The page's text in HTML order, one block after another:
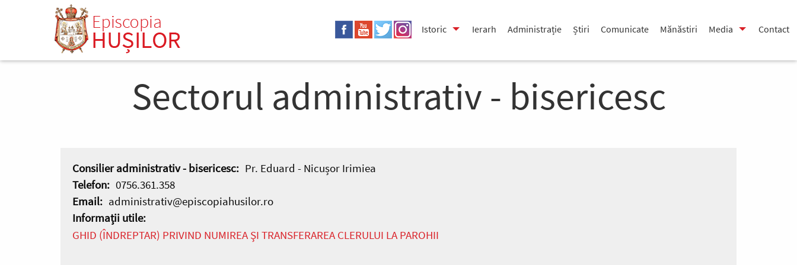
Istoric
Ierarh Administrație Știri Comunicate Mănăstiri Media Contact
Sectorul administrativ - bisericesc
Consilier administrativ - bisericesc: Pr. Eduard - Nicușor Irimiea
Telefon: 0756.361.358
Email: administrativ@episcopiahusilor.ro
Informații utile:
GHID (ÎNDREPTAR) PRIVIND NUMIREA ŞI TRANSFERAREA CLERULUI LA PAROHII